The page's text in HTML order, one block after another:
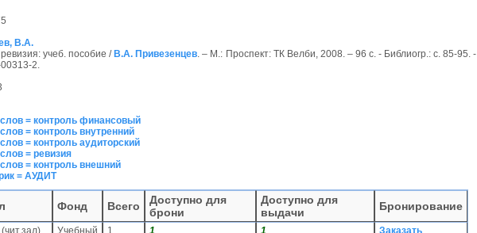
В.А.
учеб. пособие / В.А. Привезенцев. – М.: Проспект: ТК Велби, 2008. – 96 с. - Библиогр.: с. 85-95. -
2.
= контроль финансовый
= контроль внутренний
= контроль аудиторский
= ревизия
= контроль внешний
= АУДИТ
Фонд Всего
Доступно для
брони
Доступно для
выдачи
Бронирование
Учебный 1 1 1
Заказать